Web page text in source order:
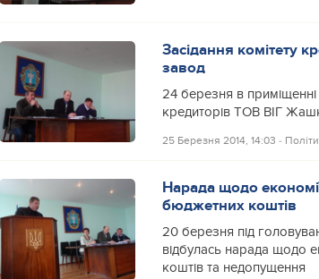
Засідання комітету
завод
24 березня в приміщенні
кредиторів ТОВ ВІГ
25 Березня 2014, 14:03 ‐
Нарада щодо
бюджетних коштів
20 березня під
відбулась нарада щодо
коштів та недопущення